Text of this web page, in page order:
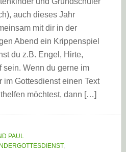
auch dieses Jahr
mit dir in der
Abend ein Krippenspiel
du z.B. Engel, Hirte,
sein. Wenn du gerne im
im Gottesdienst einen Text
möchtest, dann […]
PAUL
,